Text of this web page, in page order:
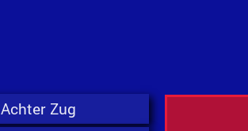
Achter Zug